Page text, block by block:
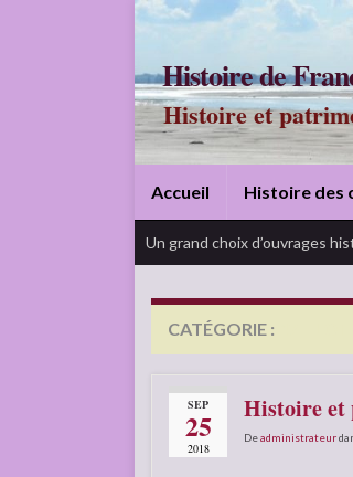
Histoire de
Histoire et
Accueil Histoire des
Un grand choix d’ouvrages
CATÉGORIE :
SEP
25
2018
Histoire et
Deadministrateur